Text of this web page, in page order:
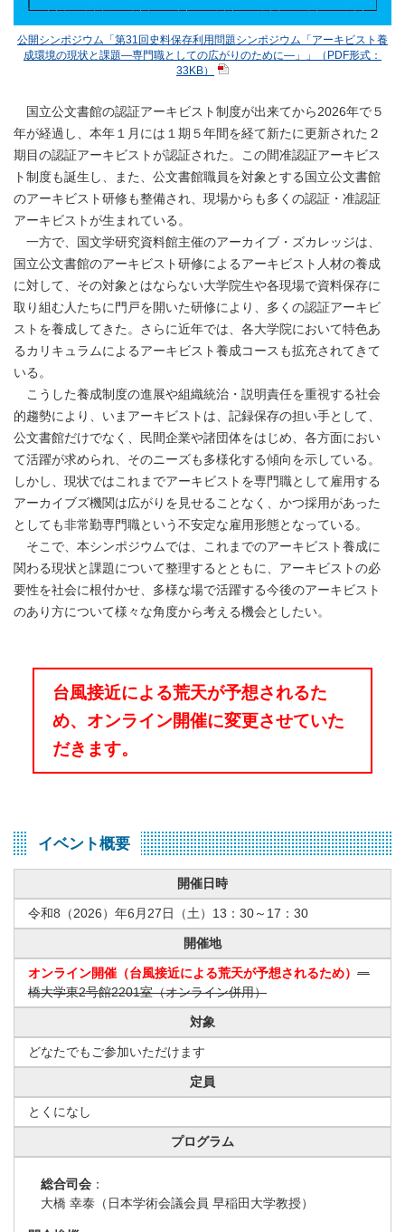
公開シンポジウム「第31回史料保存利用問題シンポジウム「アーキビスト養
成環境の現状と課題―専門職としての広がりのために―」」（PDF形式：
33KB）
国立公文書館の認証アーキビスト制度が出来てから2026年で５
年が経過し、本年１月には１期５年間を経て新たに更新された２
期目の認証アーキビストが認証された。この間准認証アーキビス
ト制度も誕生し、また、公文書館職員を対象とする国立公文書館
のアーキビスト研修も整備され、現場からも多くの認証・准認証
アーキビストが生まれている。
一方で、国文学研究資料館主催のアーカイブ・ズカレッジは、
国立公文書館のアーキビスト研修によるアーキビスト人材の養成
に対して、その対象とはならない大学院生や各現場で資料保存に
取り組む人たちに門戸を開いた研修により、多くの認証アーキビ
ストを養成してきた。さらに近年では、各大学院において特色あ
るカリキュラムによるアーキビスト養成コースも拡充されてきて
いる。
こうした養成制度の進展や組織統治・説明責任を重視する社会
的趨勢により、いまアーキビストは、記録保存の担い手として、
公文書館だけでなく、民間企業や諸団体をはじめ、各方面におい
て活躍が求められ、そのニーズも多様化する傾向を示している。
しかし、現状ではこれまでアーキビストを専門職として雇用する
アーカイブズ機関は広がりを見せることなく、かつ採用があった
としても非常勤専門職という不安定な雇用形態となっている。
そこで、本シンポジウムでは、これまでのアーキビスト養成に
関わる現状と課題について整理するとともに、アーキビストの必
要性を社会に根付かせ、多様な場で活躍する今後のアーキビスト
のあり方について様々な角度から考える機会としたい。
台風接近による荒天が予想されるた
め、オンライン開催に変更させていた
だきます。
イベント概要
開催日時
令和8（2026）年6月27日（土）13：30～17：30
開催地
オンライン開催（台風接近による荒天が予想されるため） 一
橋大学東2号館2201室（オンライン併用）
対象
どなたでもご参加いただけます
定員
とくになし
プログラム
総合司会 ：
大橋 幸泰（日本学術会議会員 早稲田大学教授）